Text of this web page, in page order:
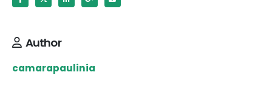
Author
camarapaulinia